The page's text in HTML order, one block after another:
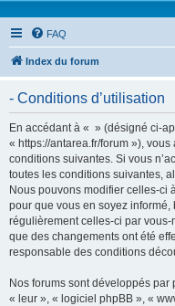
FAQ
Index du forum
- Conditions d’utilisation
En accédant à « » (désigné ci-
« https://antarea.fr/forum »),
conditions suivantes. Si vous
toutes les conditions suivantes,
Nous pouvons modifier celles-ci
pour que vous en soyez informé,
régulièrement celles-ci par
que des changements ont été
responsable des conditions
Nos forums sont développés
« leur », « logiciel phpBB », «